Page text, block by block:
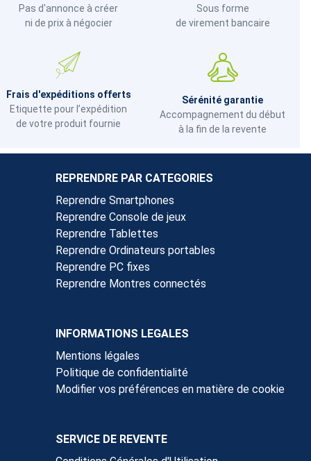
Pas d'annonce à créer
ni de prix à négocier
Sous forme
de virement bancaire
Frais d'expéditions offerts
Etiquette pour l’expédition
de votre produit fournie
Sérénité garantie
Accompagnement du début
à la fin de la revente
REPRENDRE PAR CATEGORIES
Reprendre Smartphones
Reprendre Console de jeux
Reprendre Tablettes
Reprendre Ordinateurs portables
Reprendre PC fixes
Reprendre Montres connectés
INFORMATIONS LEGALES
Mentions légales
Politique de confidentialité
Modifier vos préférences en matière de cookie
SERVICE DE REVENTE